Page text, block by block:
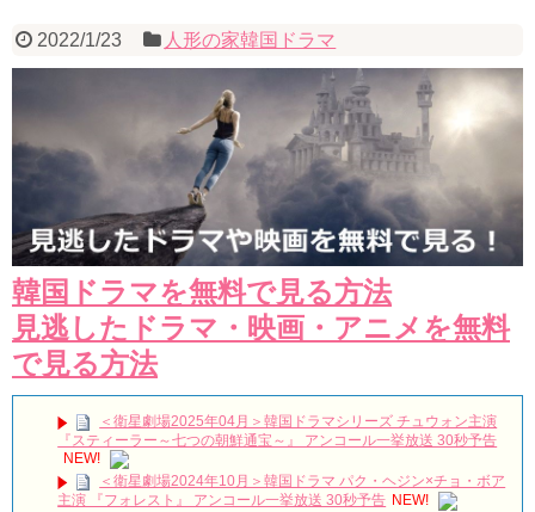
2022/1/23 人形の家韓国ドラマ
韓国ドラマを無料で見る方法
見逃したドラマ・映画・アニメを無料
で見る方法
＜衛星劇場2025年04月＞韓国ドラマシリーズ チュウォン主演
『スティーラー～七つの朝鮮通宝～』 アンコール一挙放送 30秒予告
NEW!
＜衛星劇場2024年10月＞韓国ドラマ パク・ヘジン×チョ・ボア
主演 『フォレスト』 アンコール一挙放送 30秒予告 NEW!